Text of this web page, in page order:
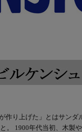
り上げた」とはサン
1900年代当初、木